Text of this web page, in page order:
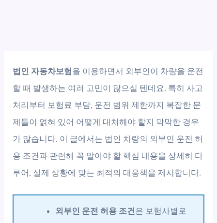
법인 자동차보험을 이용하면서 외부인이 차량을 운전
할 때 발생하는 여러 고민이 많으실 텐데요. 특히 사고
처리부터 보험료 부담, 운전 범위 제한까지 복잡한 문
제들이 얽혀 있어 어떻게 대처해야 할지 막막한 경우
가 많습니다. 이 글에서는 법인 차량의 외부인 운전 허
용 조건과 관련해 꼭 알아야 할 핵심 내용을 상세히 다
루어, 실제 상황에 맞는 최적의 대응책을 제시합니다.
외부인 운전 허용 조건은 보험사별로